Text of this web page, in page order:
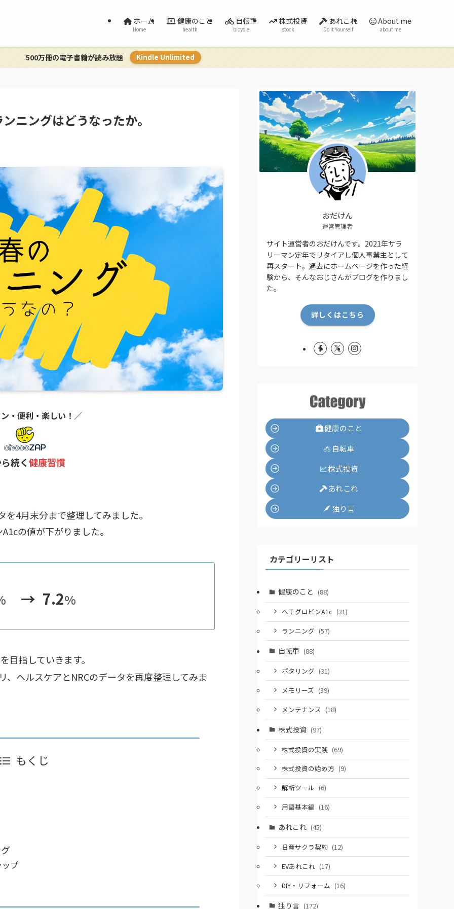
ホーム
Home
健康のこと
health
自転車
bicycle
株式投資
stock
あれこれ
Do It Yourself
About me
about me
500万冊の電子書籍が読み放題 Kindle Unlimited
ニングはどうなったか。
・便利・楽しい！ ／
続く健康習慣
4月末分まで整理してみました。
の値が下がりました。
→ 7.2%
目指していきます。
ヘルスケアとNRCのデータを再度整理してみま
もくじ
プ
おだけん
運営管理者
サイト運営者のおだけんです。2021年サラ
リーマン定年でリタイアし個人事業主として
再スタート。過去にホームページを作った経
験から、そんなおじさんがブログを作りまし
た。
詳しくはこちら
健康のこと
自転車
株式投資
あれこれ
独り言
カテゴリーリスト
健康のこと (88)
ヘモグロビンA1c (31)
ランニング (57)
自転車 (88)
ポタリング (31)
メモリーズ (39)
メンテナンス (18)
株式投資 (97)
株式投資の実践 (69)
株式投資の始め方 (9)
解析ツール (6)
用語基本編 (16)
あれこれ (45)
日産サクラ契約 (12)
EVあれこれ (17)
DIY・リフォーム (16)
独り言 (172)